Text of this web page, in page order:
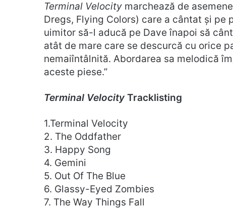
Terminal Velocity marchează de
Dregs, Flying Colors) care a cântat și pe
uimitor să-l aducă pe Dave înapoi să
atât de mare care se descurcă cu orice
nemaiîntâlnită. Abordarea sa melodică
aceste piese.”
Terminal Velocity Tracklisting
1.Terminal Velocity
2. The Oddfather
3. Happy Song
4. Gemini
5. Out Of The Blue
6. Glassy-Eyed Zombies
7. The Way Things Fall